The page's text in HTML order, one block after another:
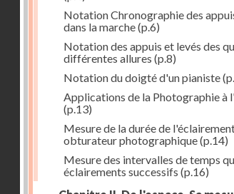
Notation Chronographie des
dans la marche(p.6)
Notation des appuis et levés des
différentes allures (p.8)
Notation du doigté d'un pianiste
Applications de la Photographie à
(p.13)
Mesure de la durée de
obturateur photographique(p.14)
Mesure des intervalles de temps
éclairements successifs (p.16)